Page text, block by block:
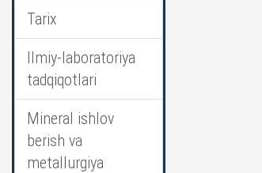
Tarix
Ilmiy-laboratoriya
tadqiqotlari
Mineral ishlov
berish va
metallurgiya